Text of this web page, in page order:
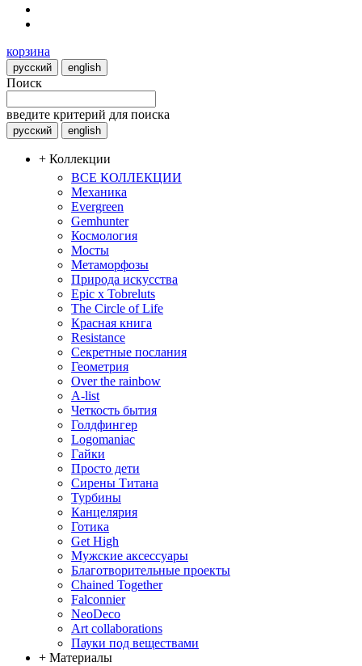
корзина
русский english
Поиск
введите критерий для поиска
русский english
+ Коллекции
ВСЕ КОЛЛЕКЦИИ
Механика
Evergreen
Gemhunter
Космология
Мосты
Метаморфозы
Природа искусства
Epic x Tobreluts
The Circle of Life
Красная книга
Resistance
Секретные послания
Геометрия
Over the rainbow
A-list
Четкость бытия
Голдфингер
Logomaniac
Гайки
Просто дети
Сирены Титана
Турбины
Канцелярия
Готика
Get High
Мужские аксессуары
Благотворительные проекты
Chained Together
Falconnier
NeoDeco
Аrt collaborations
Пауки под веществами
+ Материалы